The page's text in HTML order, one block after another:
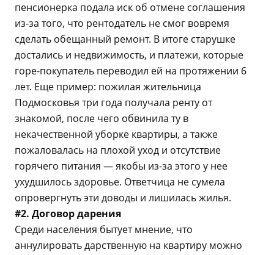
пенсионерка подала иск об отмене соглашения
из-за того, что рентодатель не смог вовремя
сделать обещанный ремонт. В итоге старушке
достались и недвижимость, и платежи, которые
горе-покупатель переводил ей на протяжении 6
лет. Еще пример: пожилая жительница
Подмосковья три года получала ренту от
знакомой, после чего обвинила ту в
некачественной уборке квартиры, а также
пожаловалась на плохой уход и отсутствие
горячего питания — якобы из-за этого у нее
ухудшилось здоровье. Ответчица не сумела
опровергнуть эти доводы и лишилась жилья.
#2. Договор дарения
Среди населения бытует мнение, что
аннулировать дарственную на квартиру можно